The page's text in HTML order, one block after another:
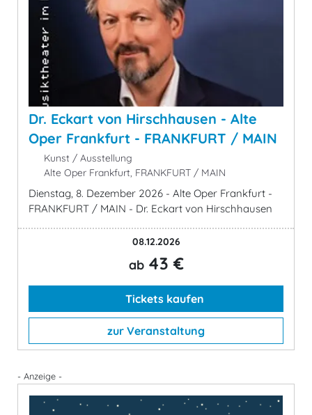
Dr. Eckart von Hirschhausen - Alte
Oper Frankfurt - FRANKFURT / MAIN
Kunst / Ausstellung
Alte Oper Frankfurt, FRANKFURT / MAIN
Dienstag, 8. Dezember 2026 - Alte Oper Frankfurt -
FRANKFURT / MAIN - Dr. Eckart von Hirschhausen
08.12.2026
ab 43 €
Tickets kaufen
zur Veranstaltung
- Anzeige -